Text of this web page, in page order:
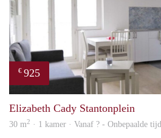
€ 925
Elizabeth Cady Stantonplein
30 m2 · 1 kamer · Vanaf ? - Onbepaalde tijd